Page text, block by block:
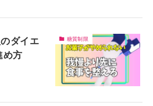
糖質制限
ダイエ
め方